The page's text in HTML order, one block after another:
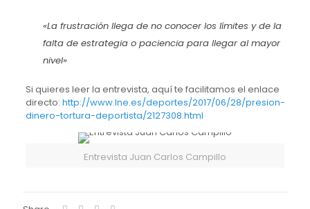
«La frustración llega de no conocer los límites y de la
falta de estrategia o paciencia para llegar al mayor
nivel»
Si quieres leer la entrevista, aquí te facilitamos el enlace
directo: http://www.lne.es/deportes/2017/06/28/presion-
dinero-tortura-deportista/2127308.html
Entrevista Juan Carlos Campillo